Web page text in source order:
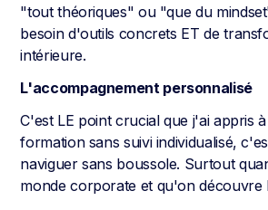
"tout théoriques" ou "que du
besoin d'outils concrets ET de
intérieure.
L'accompagnement personnalisé
C'est LE point crucial que j'ai appris
formation sans suivi individualisé,
naviguer sans boussole. Surtout
monde corporate et qu'on découvre